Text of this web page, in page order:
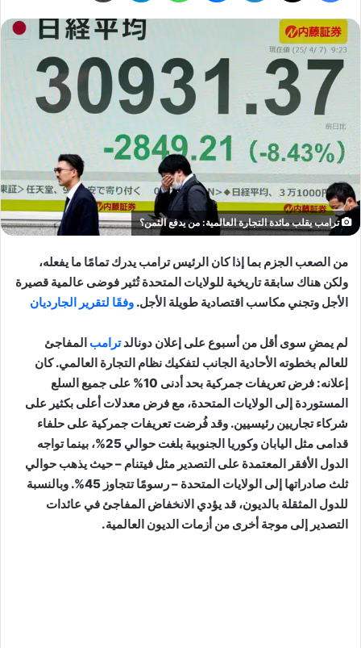
ترامب يقلب مائدة التجارة العالمية: من يدفع الثمن؟
من الصعب الجزم بما إذا كان الرئيس ترامب يدرك تمامًا ما يفعله،
ولكن هناك سابقة تاريخية للولايات المتحدة تُثير فوضى عالمية قصيرة
الأجل وتجني مكاسب اقتصادية طويلة الأجل. وفقَا لتقرير الجارديان
لم يمضِ سوى أقل من أسبوع على إعلان دونالدترامب المفاجئ
للعالم بخطوته الأحادية الجانب لتفكيك نظام التجارة العالمي. كان
إعلانه: فرض تعريفات جمركية بحد أدنى 10% على جميع السلع
المستوردة إلى الولايات المتحدة، مع فرض معدلات أعلى بكثير على
شركاء تجاريين رئيسيين. وقد فُرضت تعريفات جمركية على حلفاء
قدامى مثل اليابان وكوريا الجنوبية بلغت حوالي 25%، بينما تواجه
الدول الأفقر المعتمدة على التصدير مثل فيتنام – حيث يذهب حوالي
ثلث صادراتها إلى الولايات المتحدة – رسومًا تتجاوز 45%. وبالنسبة
للدول المثقلة بالديون، قد يؤدي الانخفاض المفاجئ في عائدات
التصدير إلى موجة أخرى من أزمات الديون العالمية.